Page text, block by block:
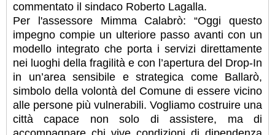
commentato il sindaco Roberto Lagalla.
Per l'assessore Mimma Calabrò: “Oggi questo
impegno compie un ulteriore passo avanti con un
modello integrato che porta i servizi direttamente
nei luoghi della fragilità e con l’apertura del Drop-In
in un’area sensibile e strategica come Ballarò,
simbolo della volontà del Comune di essere vicino
alle persone più vulnerabili. Vogliamo costruire una
città capace non solo di assistere, ma di